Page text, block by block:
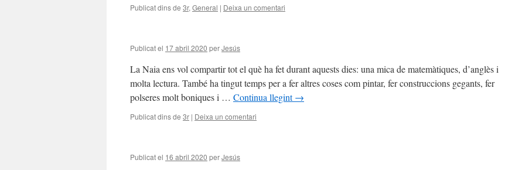
Publicat dins de 3r, General | Deixa un comentari
Publicat el 17 abril 2020 perJesús
La Naia ens vol compartir tot el què ha fet durant aquests dies: una mica de matemàtiques, d’anglès i
molta lectura. També ha tingut temps per a fer altres coses com pintar, fer construccions gegants, fer
polseres molt boniques i … Continua llegint→
Publicat dins de 3r | Deixa un comentari
Publicat el 16 abril 2020 perJesús